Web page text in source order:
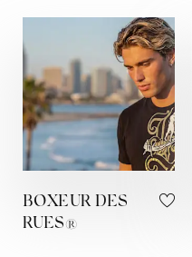
BOXEUR DES
RUES®